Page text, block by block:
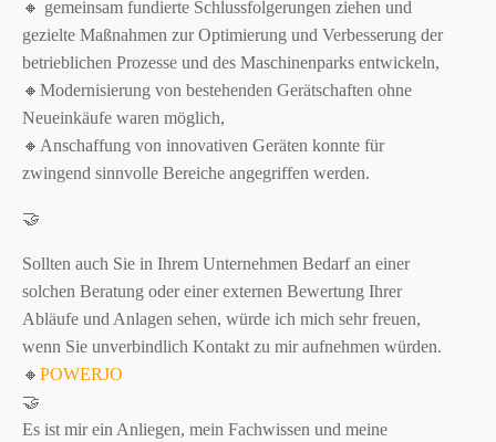
🔸 gemeinsam fundierte Schlussfolgerungen ziehen und
gezielte Maßnahmen zur Optimierung und Verbesserung der
betrieblichen Prozesse und des Maschinenparks entwickeln,
🔸Modernisierung von bestehenden Gerätschaften ohne
Neueinkäufe waren möglich,
🔸Anschaffung von innovativen Geräten konnte für
zwingend sinnvolle Bereiche angegriffen werden.
🤝
Sollten auch Sie in Ihrem Unternehmen Bedarf an einer
solchen Beratung oder einer externen Bewertung Ihrer
Abläufe und Anlagen sehen, würde ich mich sehr freuen,
wenn Sie unverbindlich Kontakt zu mir aufnehmen würden.
🔸 POWERJO
🤝
Es ist mir ein Anliegen, mein Fachwissen und meine